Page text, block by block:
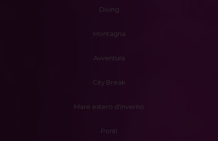
Diving
Montagna
Avventura
City Break
Mare estero d'inverno
Ponti